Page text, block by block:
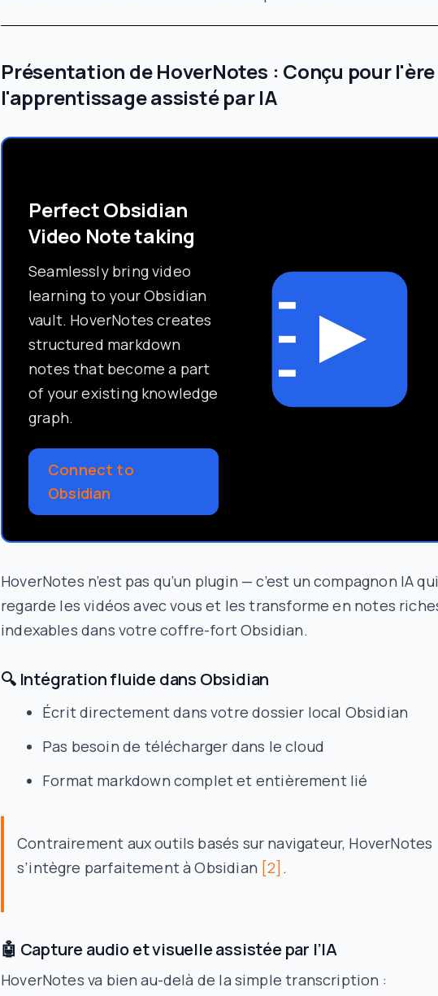
Présentation de HoverNotes : Conçu pour
l'apprentissage assisté par IA
Perfect Obsidian
Video Note taking
Seamlessly bring video
learning to your Obsidian
vault. HoverNotes creates
structured markdown
notes that become a part
of your existing knowledge
graph.
Connect to
Obsidian
HoverNotes n’est pas qu’un plugin — c’est un compagnon IA qui
regarde les vidéos avec vous et les transforme en notes
indexables dans votre coffre-fort Obsidian.
🔍 Intégration fluide dans Obsidian
Écrit directement dans votre dossier local Obsidian
Pas besoin de télécharger dans le cloud
Format markdown complet et entièrement lié
Contrairement aux outils basés sur navigateur, HoverNotes
s’intègre parfaitement à Obsidian [2] .
🤖 Capture audio et visuelle assistée par l’IA
HoverNotes va bien au-delà de la simple transcription :